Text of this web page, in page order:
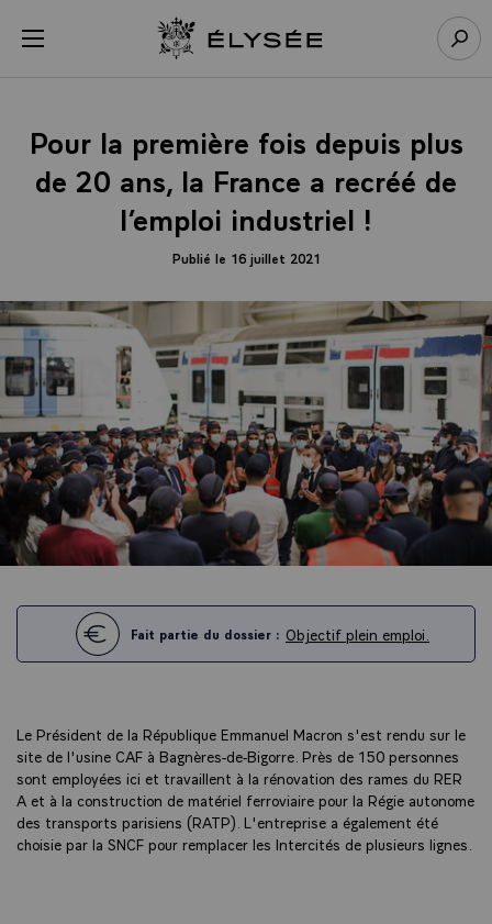
menu Retour à l’accueil Élysée
Pour la première fois depuis plus
de 20 ans, la France a recréé de
l’emploi industriel !
Publié le 16 juillet 2021
Fait partie du dossier : Objectif plein emploi.
Le Président de la République Emmanuel Macron s'est rendu sur le
site de l'usine CAF à Bagnères-de-Bigorre. Près de 150 personnes
sont employées ici et travaillent à la rénovation des rames du RER
A et à la construction de matériel ferroviaire pour la Régie autonome
des transports parisiens (RATP). L'entreprise a également été
choisie par la SNCF pour remplacer les Intercités de plusieurs lignes.
Panneau de gestion des cookies